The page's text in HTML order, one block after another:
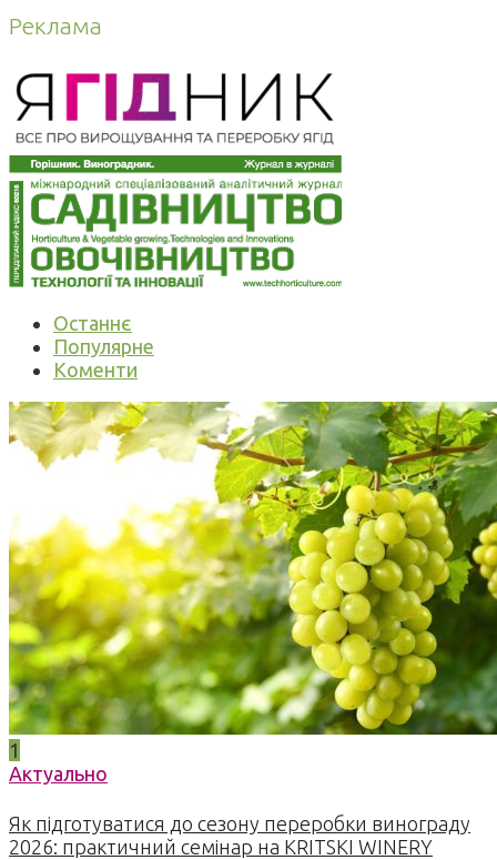
Реклама
Останнє
Популярне
Коменти
1
Актуально
Як підготуватися до сезону переробки винограду
2026: практичний семінар на KRITSKI WINERY